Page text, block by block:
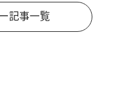
記事一覧